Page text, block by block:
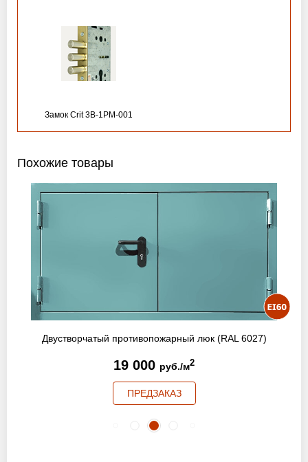
Замок Crit 3B-1PM-001
Похожие товары
Двустворчатый противопожарный люк (RAL 6027)
19 000 руб./м2
ПРЕДЗАКАЗ